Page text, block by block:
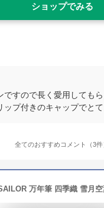
ショップでみる
すので長く愛用しても
プ付きのキャップでとて
全てのおすすめコメント（3件